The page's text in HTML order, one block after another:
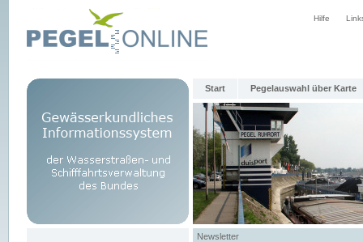
Hilfe
Start Pegelauswahl über Karte
Newsletter